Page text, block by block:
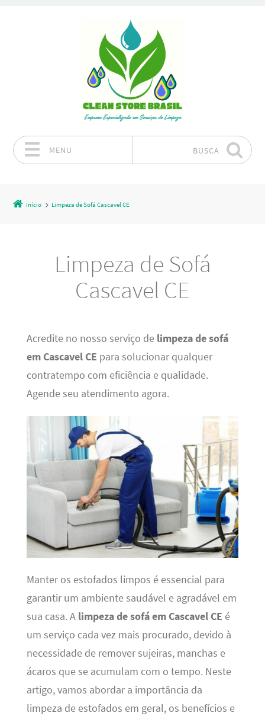
MENU BUSCA
Início Limpeza de Sofá Cascavel CE
Limpeza de Sofá
Cascavel CE
Acredite no nosso serviço de limpeza de sofá
em Cascavel CE para solucionar qualquer
contratempo com eficiência e qualidade.
Agende seu atendimento agora.
Manter os estofados limpos é essencial para
garantir um ambiente saudável e agradável em
sua casa. A limpeza de sofá em Cascavel CE é
um serviço cada vez mais procurado, devido à
necessidade de remover sujeiras, manchas e
ácaros que se acumulam com o tempo. Neste
artigo, vamos abordar a importância da
limpeza de estofados em geral, os benefícios e